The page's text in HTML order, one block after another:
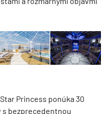
Princess ponúka 30
s bezprecedentnou